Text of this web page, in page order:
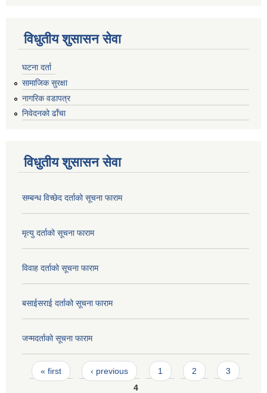
विधुतीय शुसासन सेवा
घटना दर्ता
सामाजिक सुरक्षा
नागरिक वडापत्र
निवेदनको ढाँचा
विधुतीय शुसासन सेवा
सम्बन्ध विच्छेद दर्ताको सूचना फाराम
मृत्यु दर्ताको सूचना फाराम
विवाह दर्ताको सूचना फाराम
बसाईसराई दर्ताको सूचना फाराम
जन्मदर्ताको सूचना फाराम
Pages
« first ‹ previous 1 2
3
4